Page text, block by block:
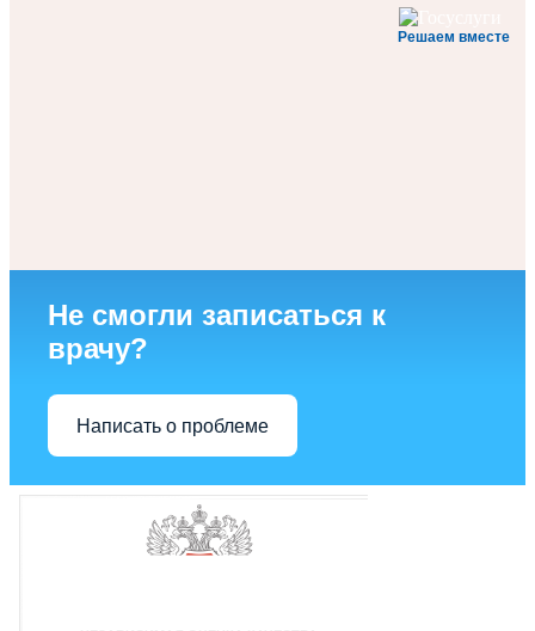
Решаем вместе
Не смогли записаться к
врачу?
Написать о проблеме